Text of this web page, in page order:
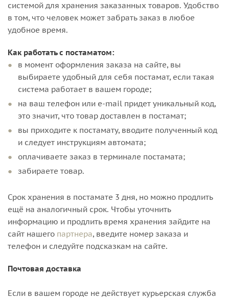
системой для хранения заказанных товаров. Удобство
в том, что человек может забрать заказ в любое
удобное время.
Как работать с постаматом:
в момент оформления заказа на сайте, вы
выбираете удобный для себя постамат, если такая
система работает в вашем городе;
на ваш телефон или e-mail придет уникальный код,
это значит, что товар доставлен в постамат;
вы приходите к постамату, вводите полученный код
и следует инструкциям автомата;
оплачиваете заказ в терминале постамата;
забираете товар.
Срок хранения в постамате 3 дня, но можно продлить
ещё на аналогичный срок. Чтобы уточнить
информацию и продлить время хранения зайдите на
сайт нашего партнера, введите номер заказа и
телефон и следуйте подсказкам на сайте.
Почтовая доставка
Если в вашем городе не действует курьерская служба